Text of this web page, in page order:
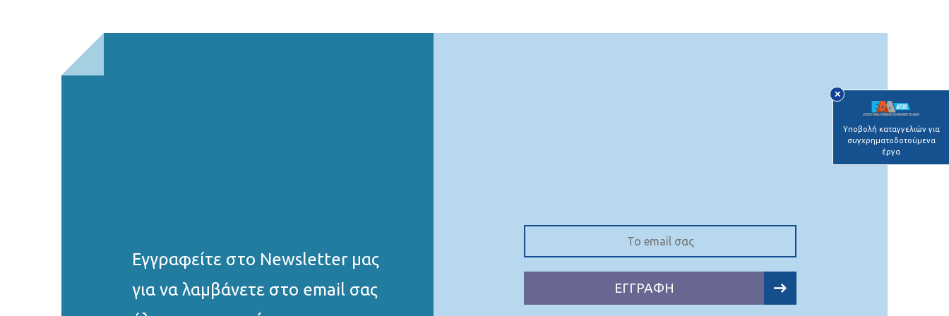
✕
Υποβολή καταγγελιών για
συγχρηματοδοτούμενα
έργα
Εγγραφείτε στο Νewsletter μας
για να λαμβάνετε στο email σας
ΕΓΓΡΑΦΗ